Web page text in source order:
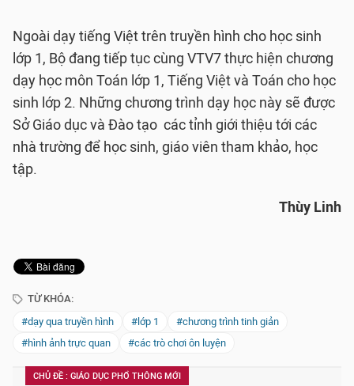
Ngoài dạy tiếng Việt trên truyền hình cho học sinh
lớp 1, Bộ đang tiếp tục cùng VTV7 thực hiện chương
dạy học môn Toán lớp 1, Tiếng Việt và Toán cho học
sinh lớp 2. Những chương trình dạy học này sẽ được
Sở Giáo dục và Đào tạo các tỉnh giới thiệu tới các
nhà trường để học sinh, giáo viên tham khảo, học
tập.
Thùy Linh
TỪ KHÓA:
#dạy qua truyền hình
#lớp 1
#chương trình tinh giản
#hình ảnh trực quan
#các trò chơi ôn luyện
CHỦ ĐỀ : GIÁO DỤC PHỔ THÔNG MỚI